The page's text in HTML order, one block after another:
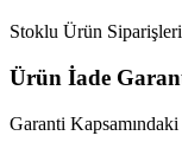
Stoklu Ürün
Ürün İade
Garanti